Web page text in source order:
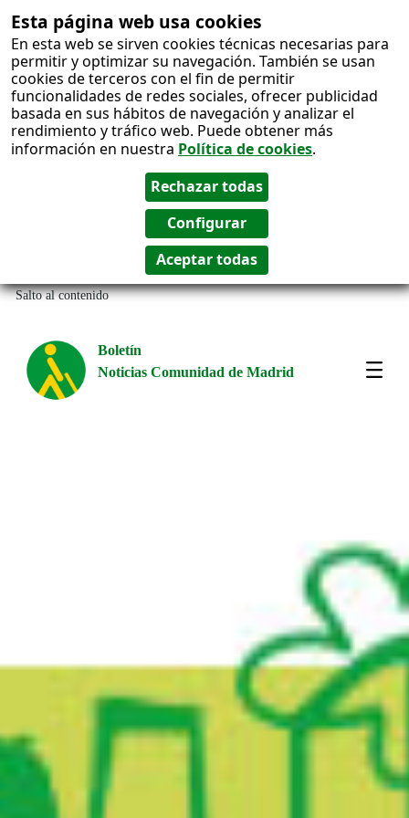
Esta página web usa cookies
En esta web se sirven cookies técnicas necesarias para
permitir y optimizar su navegación. También se usan
cookies de terceros con el fin de permitir
funcionalidades de redes sociales, ofrecer publicidad
basada en sus hábitos de navegación y analizar el
rendimiento y tráfico web. Puede obtener más
información en nuestra Política de cookies.
Salto al contenido
Boletín
Noticias Comunidad de Madrid